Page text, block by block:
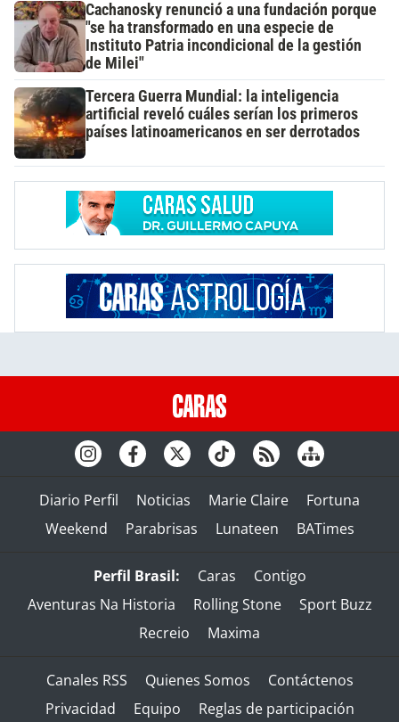
Cachanosky renunció a una fundación porque
"se ha transformado en una especie de
Instituto Patria incondicional de la gestión
de Milei"
Tercera Guerra Mundial: la inteligencia
artificial reveló cuáles serían los primeros
países latinoamericanos en ser derrotados
Diario Perfil Noticias Marie Claire
Fortuna
Weekend
Parabrisas Lunateen BATimes
Perfil Brasil: Caras
Contigo
Aventuras Na Historia
Rolling Stone
Sport Buzz
Recreio
Maxima
Canales RSS Quienes Somos
Contáctenos
Privacidad
Equipo Reglas de participación